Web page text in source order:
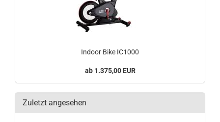
Indoor Bike IC1000
1.375,00 EUR
Zuletzt angesehen